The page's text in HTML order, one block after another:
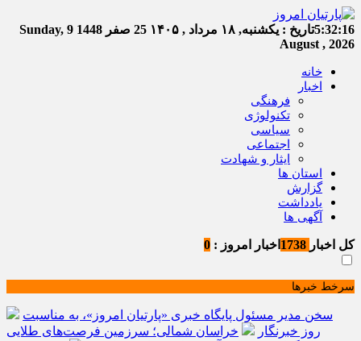
5:32:16تاریخ : یکشنبه, ۱۸ مرداد , ۱۴۰۵ 25 صفر 1448
Sunday, 9
August , 2026
خانه
اخبار
فرهنگی
تکنولوژی
سیاسی
اجتماعی
ایثار و شهادت
استان ها
گزارش
یادداشت
آگهی ها
کل اخبار اخبار امروز : 0
سرخط خبرها
سخن مدیر مسئول پایگاه خبری «پارتیان امروز»، به مناسبت
روز خبرنگار
خراسان شمالی؛ سرزمین فرصت‌های طلایی